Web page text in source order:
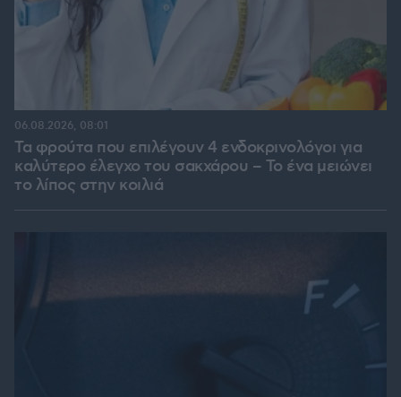
Τα φρούτα που επιλέγουν 4 ενδοκρινολόγοι για
καλύτερο έλεγχο του σακχάρου – Το ένα μειώνει
το λίπος στην κοιλιά
06.08.2026, 08:01